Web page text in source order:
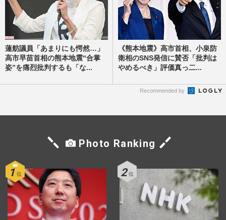
蓮舫議員「あまりにも愕然…」
高市早苗首相の熊本地震“合掌
姿”を痛烈批判するも「な...
《熊本地震》高市首相、小泉防
衛相のSNS発信に賛否「批判は
やめるべき」評価真っ二...
Recommended by
Photo Ranking